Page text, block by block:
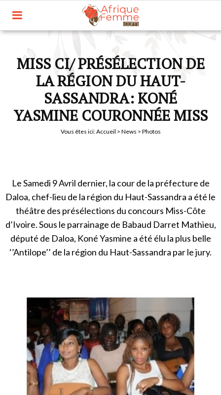
MISS CI/ PRÉSÉLECTION DE
LA RÉGION DU HAUT-
SASSANDRA: KONÉ
YASMINE COURONNÉE MISS
Vous êtes ici:Accueil > News > Photos
Le Samedi 9 Avril dernier, la cour de la préfecture de
Daloa, chef-lieu de la région du Haut-Sassandra a été le
théâtre des présélections du concours Miss-Côte
d’Ivoire. Sous le parrainage de Babaud Darret Mathieu,
député de Daloa, Koné Yasmine a été élu la plus belle
‘’Antilope’’ de la région du Haut-Sassandra par le jury.